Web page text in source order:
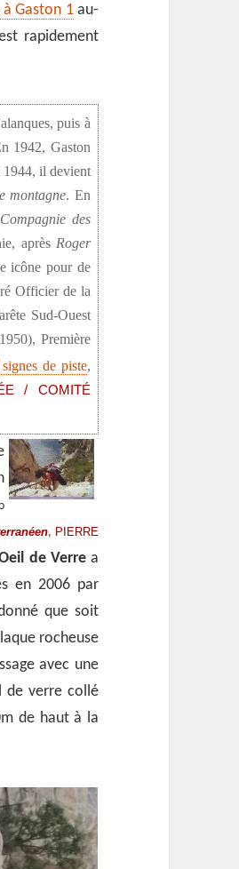
Gaston 1au-
rapidement
puis à
1942, Gaston
1944, il devient
montagne. En
Compagnie des
après Roger
icône pour de
Officier de la
Sud-Ouest
Première
signes de piste,
/ COMITÉ
, PIERRE
de Verrea
en 2006 par
que soit
rocheuse
avec une
de verre collé
de haut à la